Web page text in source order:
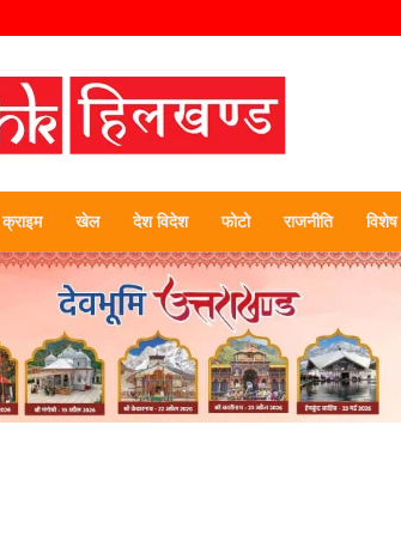
हिलखण्ड
क्राइम खेल देश विदेश फोटो राजनीति विशेष